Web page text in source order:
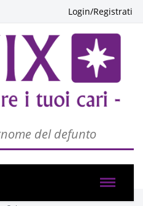
Login/Registrati